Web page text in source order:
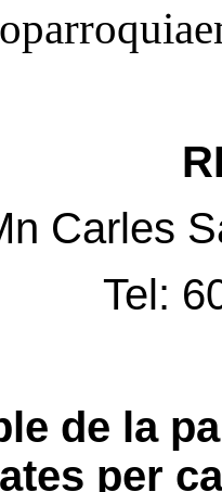
Carles
Tel:
de la
per